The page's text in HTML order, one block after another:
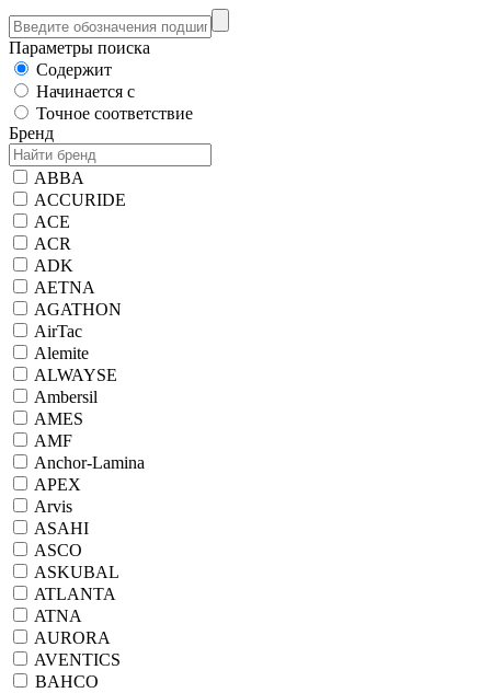
Параметры поиска
Содержит
Начинается с
Точное соответствие
Бренд
ABBA
ACCURIDE
ACE
ACR
ADK
AETNA
AGATHON
AirTac
Alemite
ALWAYSE
Ambersil
AMES
AMF
Anchor-Lamina
APEX
Arvis
ASAHI
ASCO
ASKUBAL
ATLANTA
ATNA
AURORA
AVENTICS
BAHCO